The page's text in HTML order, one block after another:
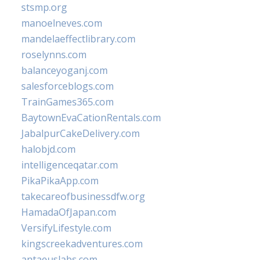
stsmp.org
manoelneves.com
mandelaeffectlibrary.com
roselynns.com
balanceyoganj.com
salesforceblogs.com
TrainGames365.com
BaytownEvaCationRentals.com
JabalpurCakeDelivery.com
halobjd.com
intelligenceqatar.com
PikaPikaApp.com
takecareofbusinessdfw.org
HamadaOfJapan.com
VersifyLifestyle.com
kingscreekadventures.com